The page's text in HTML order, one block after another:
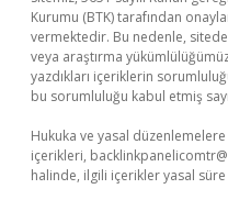
Kurumu (BTK) tarafından
vermektedir. Bu nedenle,
veya araştırma
yazdıkları içeriklerin
bu sorumluluğu kabul etmiş
Hukuka ve yasal
içerikleri,
halinde, ilgili içerikler yasal